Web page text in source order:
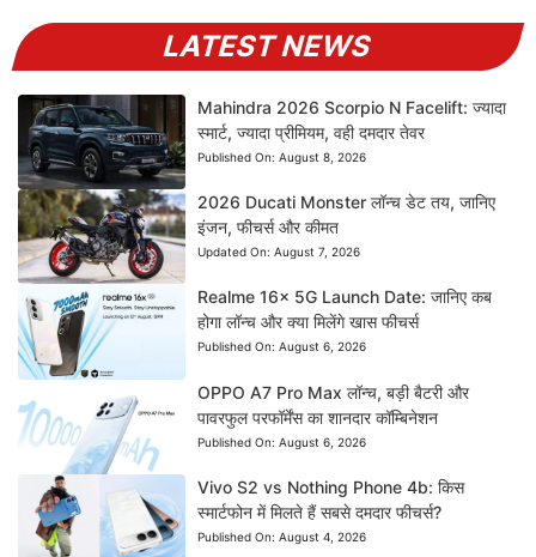
LATEST NEWS
Mahindra 2026 Scorpio N Facelift: ज्यादा
स्मार्ट, ज्यादा प्रीमियम, वही दमदार तेवर
Published On: August 8, 2026
2026 Ducati Monster लॉन्च डेट तय, जानिए
इंजन, फीचर्स और कीमत
Updated On: August 7, 2026
Realme 16x 5G Launch Date: जानिए कब
होगा लॉन्च और क्या मिलेंगे खास फीचर्स
Published On: August 6, 2026
OPPO A7 Pro Max लॉन्च, बड़ी बैटरी और
पावरफुल परफॉर्मेंस का शानदार कॉम्बिनेशन
Published On: August 6, 2026
Vivo S2 vs Nothing Phone 4b: किस
स्मार्टफोन में मिलते हैं सबसे दमदार फीचर्स?
Published On: August 4, 2026